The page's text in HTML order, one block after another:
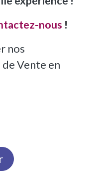
nous !
nos
Vente en